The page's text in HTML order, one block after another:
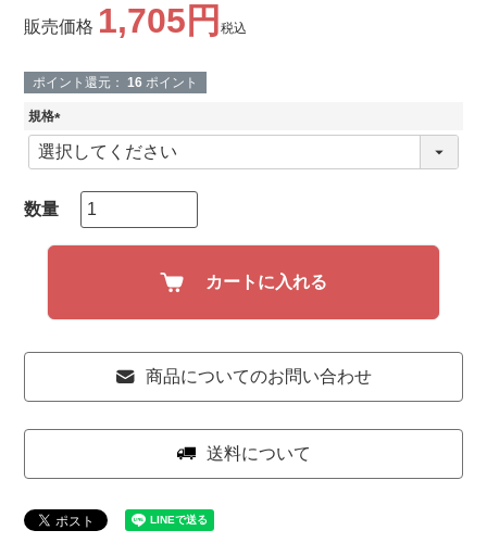
販売価格 1,705 税込
ポイント還元： 16 ポイント
規格
(
必
)
カートに入れる
商品についてのお問い合わせ
送料について